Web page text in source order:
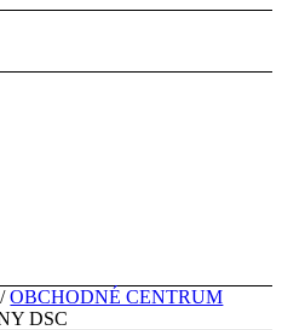
/ OBCHODNÉ CENTRUM
DSC